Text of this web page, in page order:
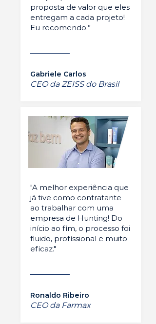
proposta de valor que eles
entregam a cada projeto!
Eu recomendo.”
Gabriele Carlos
CEO da ZEISS do Brasil
"A melhor experiência que
já tive como contratante
ao trabalhar com uma
empresa de Hunting! Do
início ao fim, o processo foi
fluido, profissional e muito
eficaz."
Ronaldo Ribeiro
CEO da Farmax